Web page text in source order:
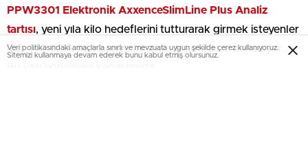
PPW3301 Elektronik AxxenceSlimLine Plus Analiz
tartısı, yeni yıla kilo hedeflerini tutturarak girmek isteyenler
için, 146 TL’lik kampanya fiyatıyla tüketicilere sunuluyor.
Veri politikasındaki amaçlarla sınırlı ve mevzuata uygun şekilde çerez kullanıyoruz.
Sitemizi kullanmaya devam ederek bunu kabul etmiş olursunuz.